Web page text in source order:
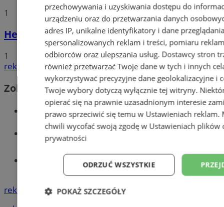
1
Hello world!
1
reklama
Zobacz również
Wiadomości kryminalne w Wodzisławiu
Wiadomości lokalne
Tworzenie stron www - Wodzisław
reklama
przechowywania i uzyskiwania dostępu do
urządzeniu oraz do przetwarzania danych
adres IP, unikalne identyfikatory i dane
spersonalizowanych reklam i treści, pomiaru
odbiorców oraz ulepszania usług. Dostawcy stron
również przetwarzać Twoje dane w tych i innych
wykorzystywać precyzyjne dane geolokalizacyjne i
Twoje wybory dotyczą wyłącznie tej witryny.
opierać się na prawnie uzasadnionym interesie
prawo sprzeciwić się temu w Ustawieniach reklam.
chwili wycofać swoją zgodę w Ustawieniach plików
prywatności
ODRZUĆ WSZYSTKIE
POKAŻ SZCZEGÓŁY